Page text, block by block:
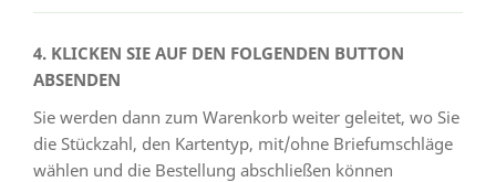
4. KLICKEN SIE AUF DEN FOLGENDEN BUTTON
ABSENDEN
Sie werden dann zum Warenkorb weiter geleitet, wo Sie
die Stückzahl, den Kartentyp, mit/ohne Briefumschläge
wählen und die Bestellung abschließen können